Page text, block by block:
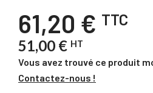
61,20 € TTC
51,00 € HT
Vous avez trouvé ce produit
Contactez-nous !